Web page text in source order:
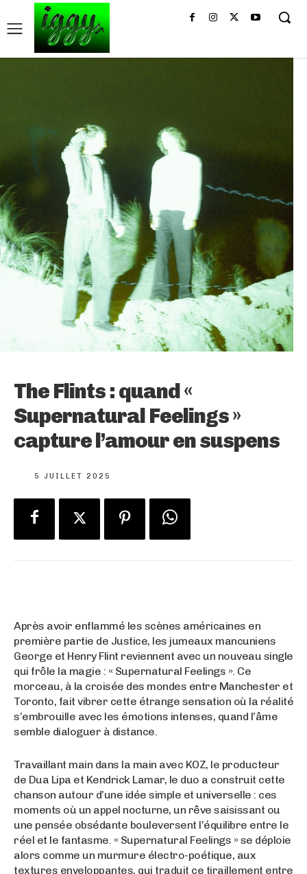
The Flints : quand «
Supernatural Feelings »
capture l’amour en suspens
5 JUILLET 2025
Après avoir enflammé les scènes américaines en
première partie de Justice, les jumeaux mancuniens
George et Henry Flint reviennent avec un nouveau single
qui frôle la magie : « Supernatural Feelings ». Ce
morceau, à la croisée des mondes entre Manchester et
Toronto, fait vibrer cette étrange sensation où la réalité
s’embrouille avec les émotions intenses, quand l’âme
semble dialoguer à distance.
Travaillant main dans la main avec KOZ, le producteur
de Dua Lipa et Kendrick Lamar, le duo a construit cette
chanson autour d’une idée simple et universelle : ces
moments où un appel nocturne, un rêve saisissant ou
une pensée obsédante bouleversent l’équilibre entre le
réel et le fantasme. « Supernatural Feelings » se déploie
alors comme un murmure électro-poétique, aux
textures enveloppantes, qui traduit ce tiraillement entre